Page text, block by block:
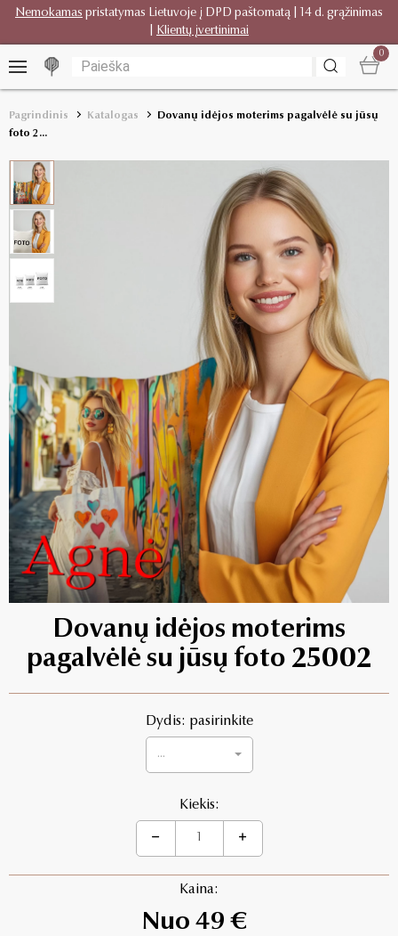
Nemokamas pristatymas Lietuvoje į DPD paštomatą | 14 d. grąžinimas
Klientų įvertinimai
0
Pagrindinis Katalogas
Dovanų idėjos moterims pagalvėlė su jūsų
foto 2...
Dovanų idėjos moterims
pagalvėlė su jūsų foto 25002
Dydis: pasirinkite
...
Kiekis:
Kaina:
Nuo 49 €